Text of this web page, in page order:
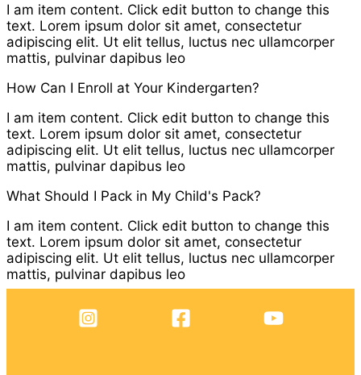
I am item content. Click edit button to change this
text. Lorem ipsum dolor sit amet, consectetur
adipiscing elit. Ut elit tellus, luctus nec ullamcorper
mattis, pulvinar dapibus leo
How Can I Enroll at Your Kindergarten?
I am item content. Click edit button to change this
text. Lorem ipsum dolor sit amet, consectetur
adipiscing elit. Ut elit tellus, luctus nec ullamcorper
mattis, pulvinar dapibus leo
What Should I Pack in My Child's Pack?
I am item content. Click edit button to change this
text. Lorem ipsum dolor sit amet, consectetur
adipiscing elit. Ut elit tellus, luctus nec ullamcorper
mattis, pulvinar dapibus leo